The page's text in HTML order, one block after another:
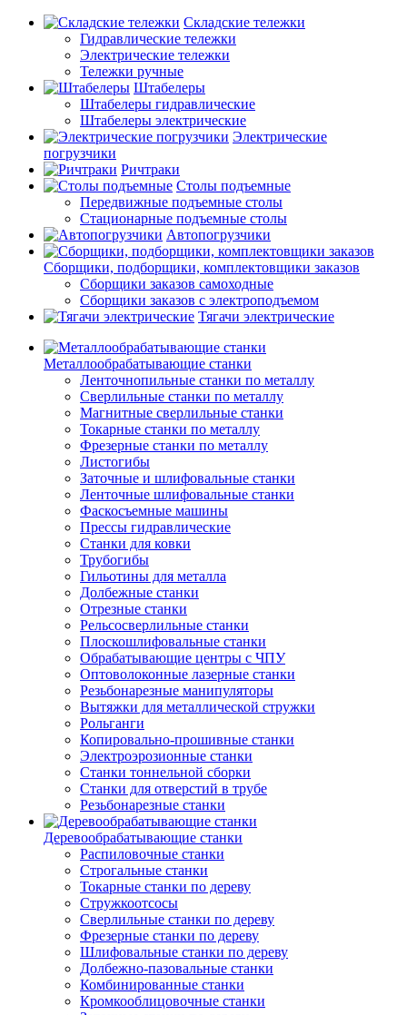
Складские тележки
Гидравлические тележки
Электрические тележки
Тележки ручные
Штабелеры
Штабелеры гидравлические
Штабелеры электрические
Электрические
погрузчики
Ричтраки
Столы подъемные
Передвижные подъемные столы
Стационарные подъемные столы
Автопогрузчики
Сборщики, подборщики, комплектовщики заказов
Сборщики заказов самоходные
Сборщики заказов с электроподъемом
Тягачи электрические
Металлообрабатывающие станки
Ленточнопильные станки по металлу
Сверлильные станки по металлу
Магнитные сверлильные станки
Токарные станки по металлу
Фрезерные станки по металлу
Листогибы
Заточные и шлифовальные станки
Ленточные шлифовальные станки
Фаскосъемные машины
Прессы гидравлические
Станки для ковки
Трубогибы
Гильотины для металла
Долбежные станки
Отрезные станки
Рельсосверлильные станки
Плоскошлифовальные станки
Обрабатывающие центры с ЧПУ
Оптоволоконные лазерные станки
Резьбонарезные манипуляторы
Вытяжки для металлической стружки
Рольганги
Копировально-прошивные станки
Электроэрозионные станки
Станки тоннельной сборки
Станки для отверстий в трубе
Резьбонарезные станки
Деревообрабатывающие станки
Распиловочные станки
Строгальные станки
Токарные станки по дереву
Стружкоотсосы
Сверлильные станки по дереву
Фрезерные станки по дереву
Шлифовальные станки по дереву
Долбежно-пазовальные станки
Комбинированные станки
Кромкооблицовочные станки